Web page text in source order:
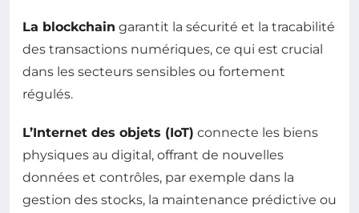
La blockchain garantit la sécurité et la tracabilité
des transactions numériques, ce qui est crucial
dans les secteurs sensibles ou fortement
régulés.
L’Internet des objets (IoT) connecte les biens
physiques au digital, offrant de nouvelles
données et contrôles, par exemple dans la
gestion des stocks, la maintenance prédictive ou